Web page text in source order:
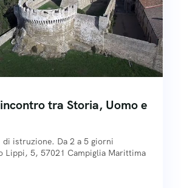
tra Storia, Uomo e
di istruzione. Da 2 a 5 giorni
Lippi, 5, 57021 Campiglia Marittima